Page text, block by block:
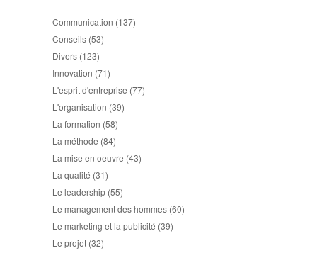
Communication (137)
Conseils (53)
Divers (123)
Innovation (71)
L'esprit d'entreprise (77)
L'organisation (39)
La formation (58)
La méthode (84)
La mise en oeuvre (43)
La qualité (31)
Le leadership (55)
Le management des hommes (60)
Le marketing et la publicité (39)
Le projet (32)